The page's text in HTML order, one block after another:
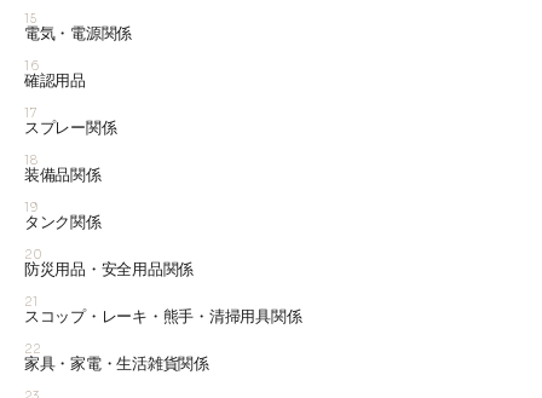
15
電気・電源関係
16
確認用品
17
スプレー関係
18
装備品関係
19
タンク関係
20
防災用品・安全用品関係
21
スコップ・レーキ・熊手・清掃用具関係
22
家具・家電・生活雑貨関係